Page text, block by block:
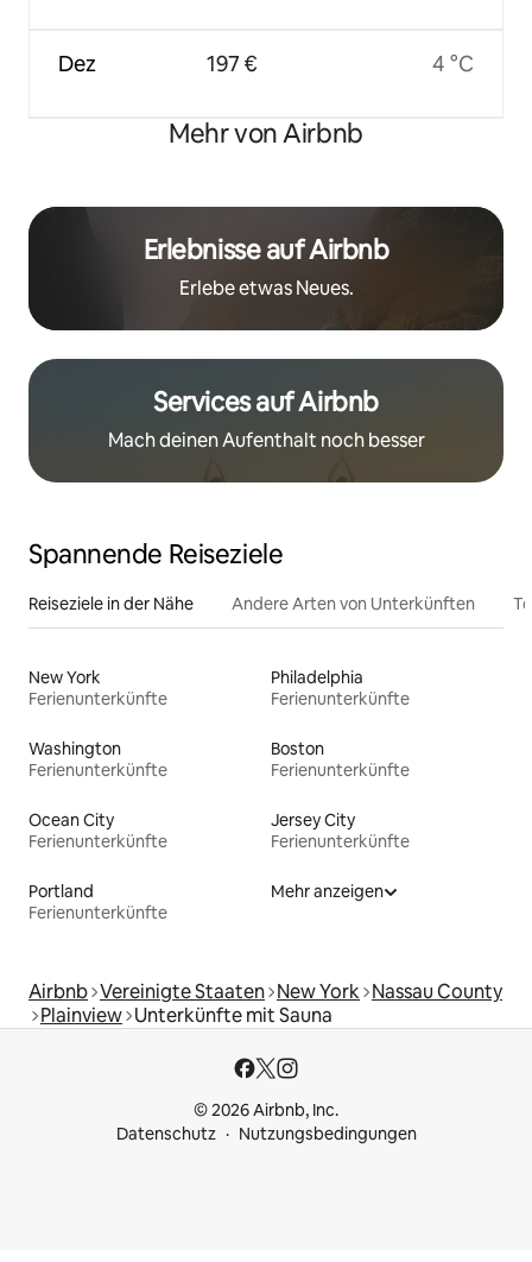
Dez 197 € 4 °C
Mehr von Airbnb
Erlebnisse auf Airbnb
Erlebe etwas Neues.
Services auf Airbnb
Mach deinen Aufenthalt noch besser
Spannende Reiseziele
Reiseziele in der Nähe Andere Arten von Unterkünften
New York
Ferienunterkünfte
Philadelphia
Ferienunterkünfte
Washington
Ferienunterkünfte
Boston
Ferienunterkünfte
Ocean City
Ferienunterkünfte
Jersey City
Ferienunterkünfte
Portland
Ferienunterkünfte
Mehr anzeigen
Airbnb Vereinigte Staaten New York Nassau County
Plainview Unterkünfte mit Sauna
© 2026 Airbnb, Inc.
Datenschutz
Nutzungsbedingungen